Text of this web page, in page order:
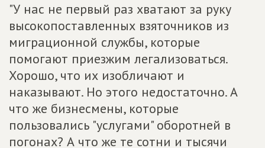
"У нас не первый раз хватают за руку
высокопоставленных взяточников из
миграционной службы, которые
помогают приезжим легализоваться.
Хорошо, что их изобличают и
наказывают. Но этого недостаточно. А
что же бизнесмены, которые
пользовались "услугами" оборотней в
погонах? А что же те сотни и тысячи